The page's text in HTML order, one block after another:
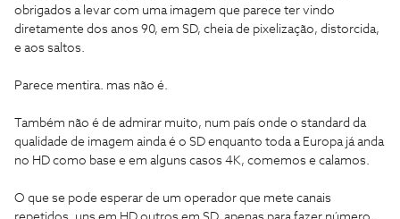
obrigados a levar com uma imagem que parece ter vindo
diretamente dos anos 90, em SD, cheia de pixelização, distorcida,
e aos saltos.
Parece mentira. mas não é.
Também não é de admirar muito, num país onde o standard da
qualidade de imagem ainda é o SD enquanto toda a Europa já anda
no HD como base e em alguns casos 4K, comemos e calamos.
O que se pode esperar de um operador que mete canais